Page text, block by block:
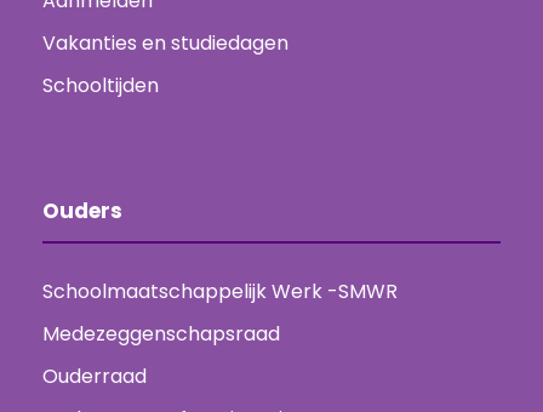
Vakanties en studiedagen
Schooltijden
Ouders
Schoolmaatschappelijk Werk -SMWR
Medezeggenschapsraad
Ouderraad